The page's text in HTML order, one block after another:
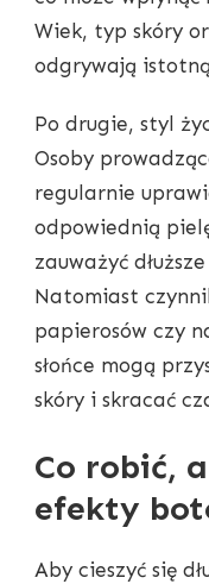
Wiek, typ skóry
odgrywają
Po drugie, styl
Osoby
regularnie
odpowiednią
zauważyć
Natomiast
papierosów czy
słońce mogą
skóry i skracać
Co robić,
efekty
Aby cieszyć się